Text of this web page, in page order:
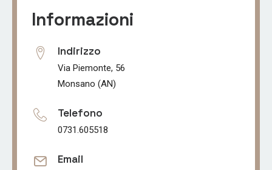
Informazioni
Indirizzo
Via Piemonte, 56
Monsano (AN)
Telefono
0731.605518
Email